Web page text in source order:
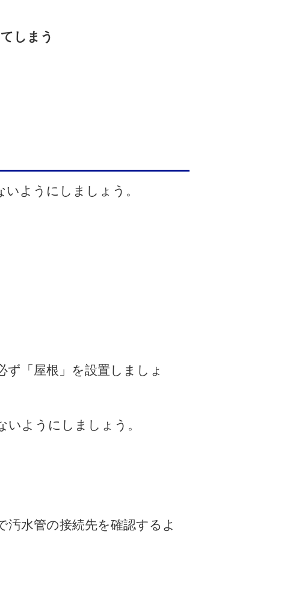
しまう
ようにしましょう。
ず「屋根」を設置しましょ
いようにしましょう。
水管の接続先を確認するよ